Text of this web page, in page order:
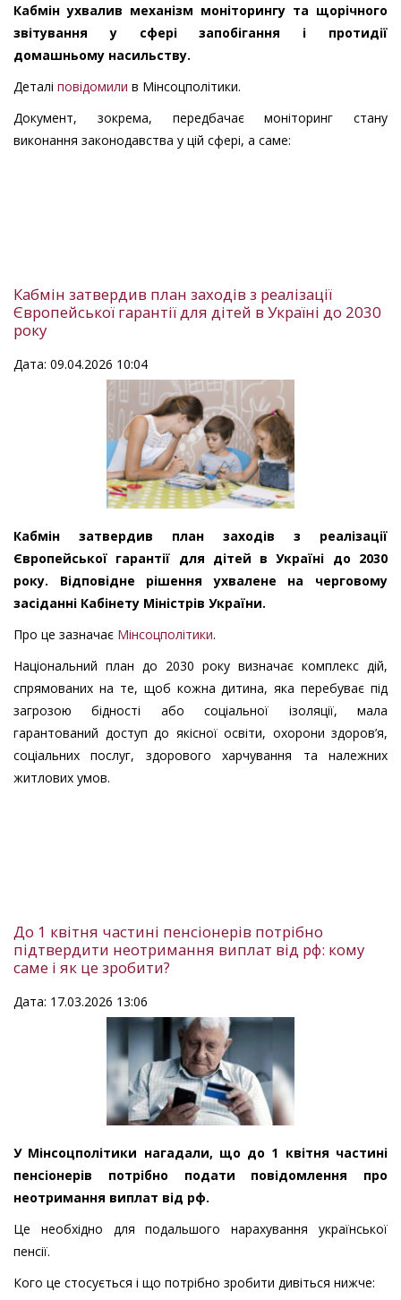
Кабмін ухвалив механізм моніторингу та щорічного
звітування у сфері запобігання і протидії
домашньому насильству.
Деталі повідомили в Мінсоцполітики.
Документ, зокрема, передбачає моніторинг стану
виконання законодавства у цій сфері, а саме:
Кабмін затвердив план заходів з реалізації
Європейської гарантії для дітей в Україні до 2030
року
Дата: 09.04.2026 10:04
Кабмін затвердив план заходів з реалізації
Європейської гарантії для дітей в Україні до 2030
року. Відповідне рішення ухвалене на черговому
засіданні Кабінету Міністрів України.
Про це зазначає Мінсоцполітики.
Національний план до 2030 року визначає комплекс дій,
спрямованих на те, щоб кожна дитина, яка перебуває під
загрозою бідності або соціальної ізоляції, мала
гарантований доступ до якісної освіти, охорони здоров’я,
соціальних послуг, здорового харчування та належних
житлових умов.
До 1 квітня частині пенсіонерів потрібно
підтвердити неотримання виплат від рф: кому
саме і як це зробити?
Дата: 17.03.2026 13:06
У Мінсоцполітики нагадали, що до 1 квітня частині
пенсіонерів потрібно подати повідомлення про
неотримання виплат від рф.
Це необхідно для подальшого нарахування української
пенсії.
Кого це стосується і що потрібно зробити дивіться нижче: